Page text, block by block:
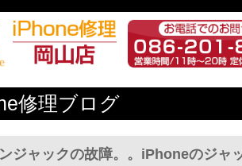
修理ブログ
ジャックの故障。。iPhoneのジャ